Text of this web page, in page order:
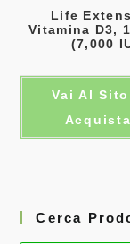
Life
Vitamina D3,
(7,000
Vai Al
Cerca